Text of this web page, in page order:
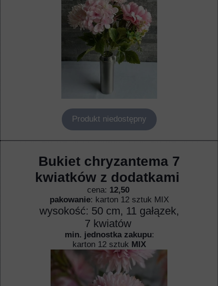
Produkt niedostępny
Bukiet chryzantema 7
kwiatków z dodatkami
cena: 12,50
pakowanie: karton 12 sztuk MIX
wysokość: 50 cm, 11 gałązek,
7 kwiatów
min. jednostka zakupu:
karton 12 sztuk MIX
" />